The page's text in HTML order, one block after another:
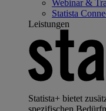
Webinar &
Statista
Leistungen
Statista+ bietet
spezifischen